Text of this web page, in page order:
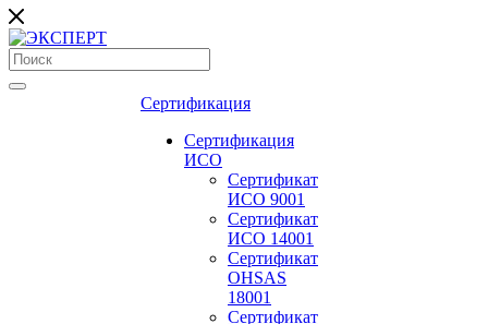
Сертификация
Сертификация
ИСО
Сертификат
ИСО 9001
Сертификат
ИСО 14001
Сертификат
OHSAS
18001
Сертификат